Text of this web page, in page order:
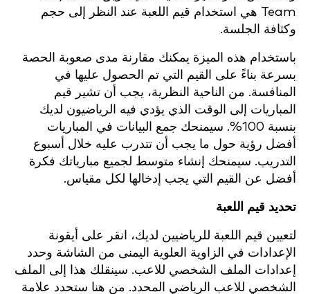
Team هي استخدام قيم اللعبة عند النظر إلى حجم
وكثافة الجلسة.
باستخدام هذه الميزة يمكنك مقارنة مدى صعوبة الحصة
بسرعة بناءً على القيم التي تم الحصول عليها في
المنافسة. من الناحية النظرية، يجب أن تشير قيم
المباريات إلى الوقت الذي يؤدي فيه الرياضيون لديك
بنسبة 100%. سيمنحك جمع البيانات في المباريات
أفضل رؤية حول ما يجب أن تتدرب عليه خلال أسبوع
التدريب. سيمنحك إنشاء متوسط لجميع مبارياتك فكرة
أفضل عن القيم التي يجب إدخالها لكل مقياس.
تحديد قيم اللعبة
لتعيين قيم اللعبة للرياضيين لديك، انقر على أيقونة
الإعدادات في الزاوية العلوية اليمنى من الشاشة وحدد
إعدادات الملف الشخصي للاعب. سينقلك هذا إلى الملف
الشخصي للاعب الرياضي المحدد. من هنا ستحدد علامة